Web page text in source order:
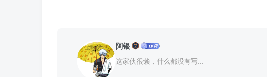
阿银
这家伙很懒，什么都没有写...